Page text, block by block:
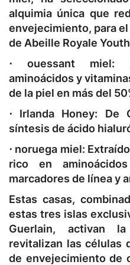
alquimia única que
envejecimiento, para
de Abeille Royale
⋅ ouessant miel:
aminoácidos y
de la piel en más del
⋅ Irlanda Honey: De
síntesis de ácido
⋅ noruega miel:
rico en
marcadores de línea y
Estas casas,
estas tres islas
Guerlain, activan
revitalizan las células
de envejecimiento de